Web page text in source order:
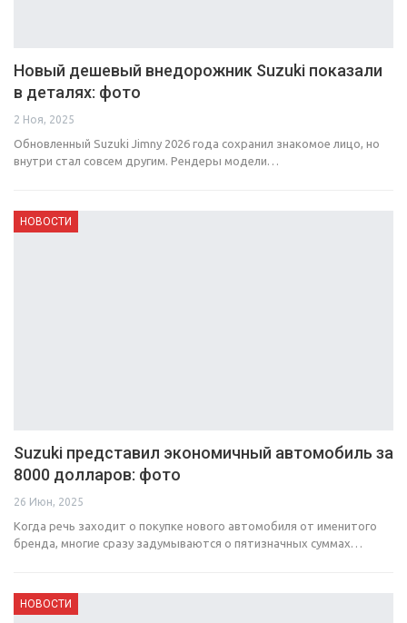
Новый дешевый внедорожник Suzuki показали
в деталях: фото
2 Ноя, 2025
Обновленный Suzuki Jimny 2026 года сохранил знакомое лицо, но
внутри стал совсем другим. Рендеры модели…
НОВОСТИ
Suzuki представил экономичный автомобиль за
8000 долларов: фото
26 Июн, 2025
Когда речь заходит о покупке нового автомобиля от именитого
бренда, многие сразу задумываются о пятизначных суммах…
НОВОСТИ